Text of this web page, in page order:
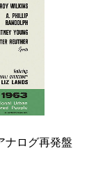
ナログ再発盤